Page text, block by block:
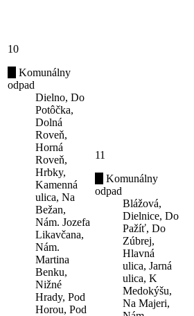
10
Komunálny
odpad
Dielno, Do
Potôčka,
Dolná
Roveň,
Horná
Roveň,
Hrbky,
Kamenná
ulica, Na
Bežan,
Nám. Jozefa
Likavčana,
Nám.
Martina
Benku,
Nižné
Hrady, Pod
Horou, Pod
11
Komunálny
odpad
Blážová,
Dielnice, Do
Pažíť, Do
Zúbrej,
Hlavná
ulica, Jarná
ulica, K
Medokýšu,
Na Majeri,